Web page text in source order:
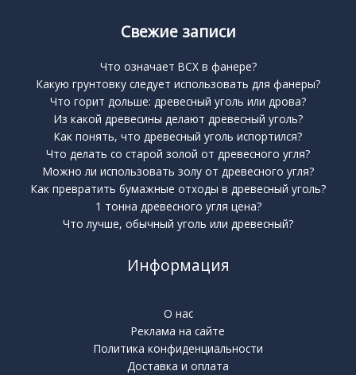
Свежие записи
Что означает BCX в фанере?
Какую грунтовку следует использовать для фанеры?
Что горит дольше: древесный уголь или дрова?
Из какой древесины делают древесный уголь?
Как понять, что древесный уголь испортился?
Что делать со старой золой от древесного угля?
Можно ли использовать золу от древесного угля?
Как превратить бумажные отходы в древесный уголь?
1 тонна древесного угля цена?
Что лучше, обычный уголь или древесный?
Информация
О нас
Реклама на сайте
Политика конфиденциальности
Доставка и оплата